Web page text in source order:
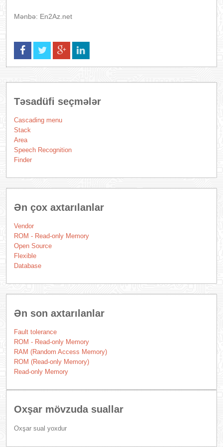
Mənbə: En2Az.net
Təsadüfi seçmələr
Cascading menu
Stack
Area
Speech Recognition
Finder
Ən çox axtarılanlar
Vendor
ROM - Read-only Memory
Open Source
Flexible
Database
Ən son axtarılanlar
Fault tolerance
ROM - Read-only Memory
RAM (Random Access Memory)
ROM (Read-only Memory)
Read-only Memory
Oxşar mövzuda suallar
Oxşar sual yoxdur